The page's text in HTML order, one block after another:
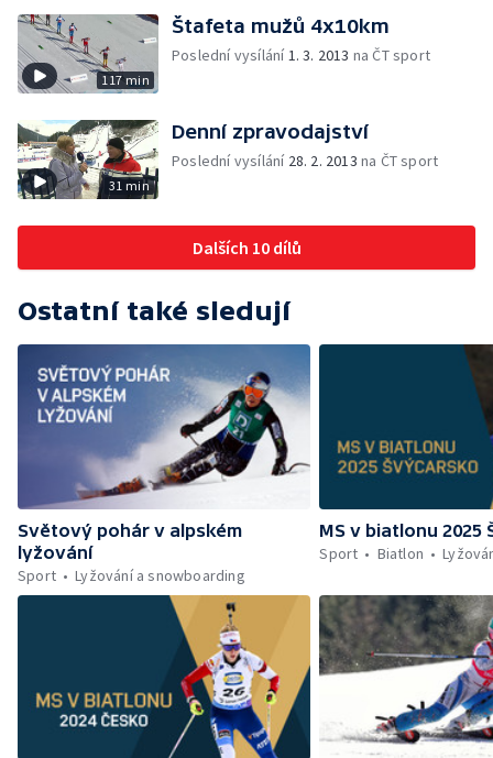
117 min
Štafeta mužů 4x10km
Poslední vysílání1. 3. 2013 na ČT sport
31 min
Denní zpravodajství
Poslední vysílání 28. 2. 2013 na ČT sport
Dalších 10 dílů
Ostatní také sledují
Světový pohár v alpském
lyžování
Sport
Lyžování a snowboarding
MS v biatlonu 2025
Sport
Biatlon